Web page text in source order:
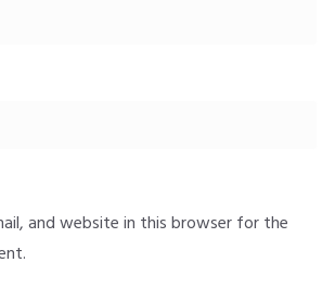
and website in this browser for the